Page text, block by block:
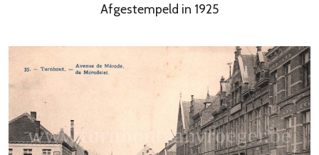
Afgestempeld in 1925